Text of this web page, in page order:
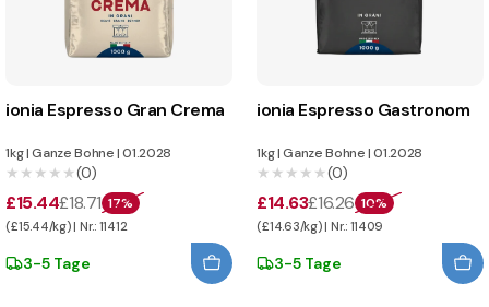
ionia Espresso Gran Crema
1kg|Ganze Bohne|01.2028
★★★★★
★★★★★(0)
£15.44£18.71 17%
(£15.44/kg) | Nr.: 11412
3-5 Tage
ionia Espresso Gastronom
1kg|Ganze Bohne|01.2028
★★★★★
★★★★★(0)
£14.63£16.26 10%
(£14.63/kg) | Nr.: 11409
3-5 Tage